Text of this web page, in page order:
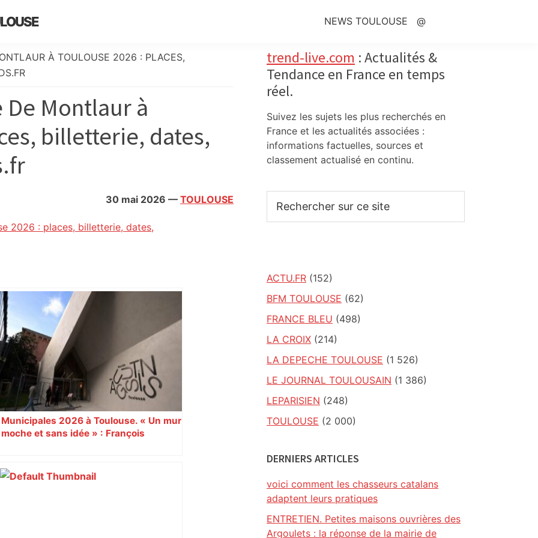
NEWS TOULOUSE @
À TOULOUSE 2026 : PLACES,
De Montlaur à
billetterie, dates,
30 mai 2026 — TOULOUSE
2026 : places, billetterie, dates,
Municipales 2026 à Toulouse. « Un mur
moche et sans idée » : François
Augustins
Primary
Sidebar
trend-live.com : Actualités &
Tendance en France en temps
réel.
Suivez les sujets les plus recherchés en
France et les actualités associées :
informations factuelles, sources et
classement actualisé en continu.
sur
ACTU.FR (152)
BFM TOULOUSE (62)
FRANCE BLEU (498)
LA CROIX (214)
LA DEPECHE TOULOUSE (1 526)
LE JOURNAL TOULOUSAIN (1 386)
LEPARISIEN (248)
TOULOUSE (2 000)
DERNIERS ARTICLES
voici comment les chasseurs catalans
adaptent leurs pratiques
ENTRETIEN. Petites maisons ouvrières des
Argoulets : la réponse de la mairie de